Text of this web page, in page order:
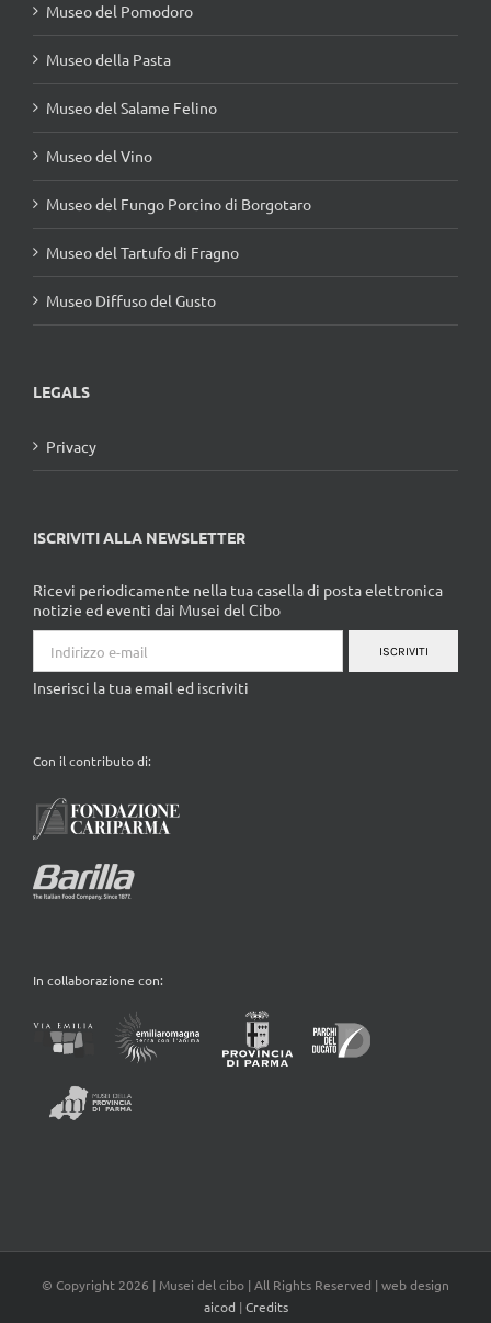
Museo del Pomodoro
Museo della Pasta
Museo del Salame Felino
Museo del Vino
Museo del Fungo Porcino di Borgotaro
Museo del Tartufo di Fragno
Museo Diffuso del Gusto
LEGALS
Privacy
ISCRIVITI ALLA NEWSLETTER
Ricevi periodicamente nella tua casella di posta elettronica
notizie ed eventi dai Musei del Cibo
ISCRIVITI
Inserisci la tua email ed iscriviti
Con il contributo di:
In collaborazione con:
© Copyright 2026 | Musei del cibo | All Rights Reserved | web design
aicod | Credits